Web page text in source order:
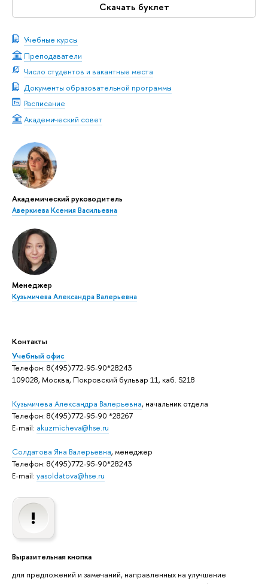
Скачать буклет
Учебные курсы
Преподаватели
Число студентов и вакантные места
Документы образовательной программы
Расписание
Академический совет
Академический руководитель
Аверкиева Ксения Васильевна
Менеджер
Кузьмичева Александра Валерьевна
Контакты
Учебный офис
Телефон: 8(495)772-95-90*28243
109028, Москва, Покровский бульвар 11, каб. S218
Кузьмичева Александра Валерьевна, начальник отдела
Телефон: 8(495)772-95-90 *28267
E-mail: akuzmicheva@hse.ru
Солдатова Яна Валерьевна, менеджер
Телефон: 8(495)772-95-90*28243
E-mail: yasoldatova@hse.ru
Выразительная кнопка
для предложений и замечаний, направленных на улучшение